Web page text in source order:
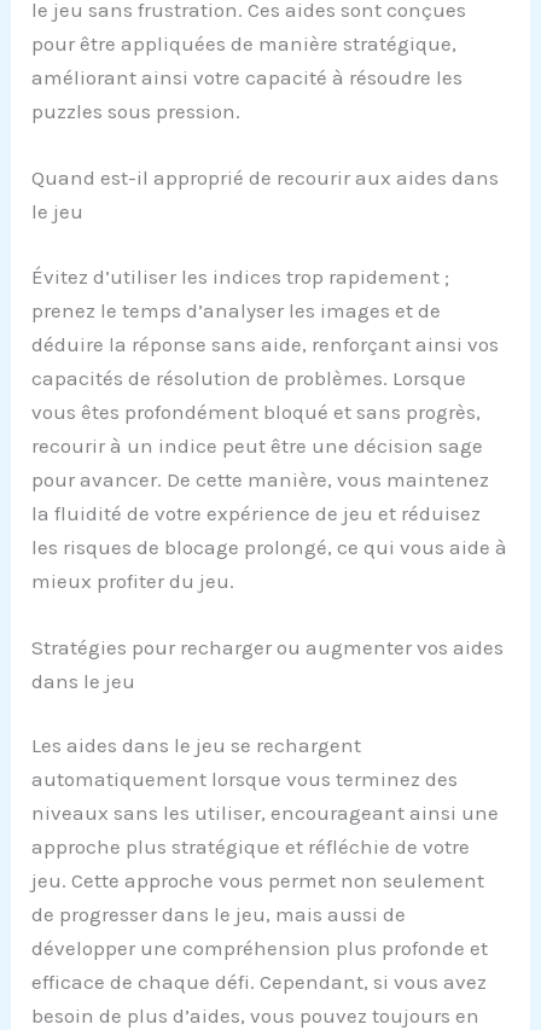
le jeu sans frustration. Ces aides sont conçues
pour être appliquées de manière stratégique,
améliorant ainsi votre capacité à résoudre les
puzzles sous pression.
Quand est-il approprié de recourir aux aides dans
le jeu
Évitez d’utiliser les indices trop rapidement ;
prenez le temps d’analyser les images et de
déduire la réponse sans aide, renforçant ainsi vos
capacités de résolution de problèmes. Lorsque
vous êtes profondément bloqué et sans progrès,
recourir à un indice peut être une décision sage
pour avancer. De cette manière, vous maintenez
la fluidité de votre expérience de jeu et réduisez
les risques de blocage prolongé, ce qui vous aide à
mieux profiter du jeu.
Stratégies pour recharger ou augmenter vos aides
dans le jeu
Les aides dans le jeu se rechargent
automatiquement lorsque vous terminez des
niveaux sans les utiliser, encourageant ainsi une
approche plus stratégique et réfléchie de votre
jeu. Cette approche vous permet non seulement
de progresser dans le jeu, mais aussi de
développer une compréhension plus profonde et
efficace de chaque défi. Cependant, si vous avez
besoin de plus d’aides, vous pouvez toujours en